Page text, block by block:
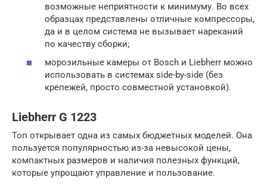
возможные неприятности к минимуму. Во всех
образцах представлены отличные компрессоры,
да и в целом система не вызывает нареканий
по качеству сборки;
морозильные камеры от Bosch и Liebherr можно
использовать в системах side-by-side (без
крепежей, просто совместной установкой).
Liebherr G 1223
Топ открывает одна из самых бюджетных моделей. Она
пользуется популярностью из-за невысокой цены,
компактных размеров и наличия полезных функций,
которые упрощают управление и пользование.